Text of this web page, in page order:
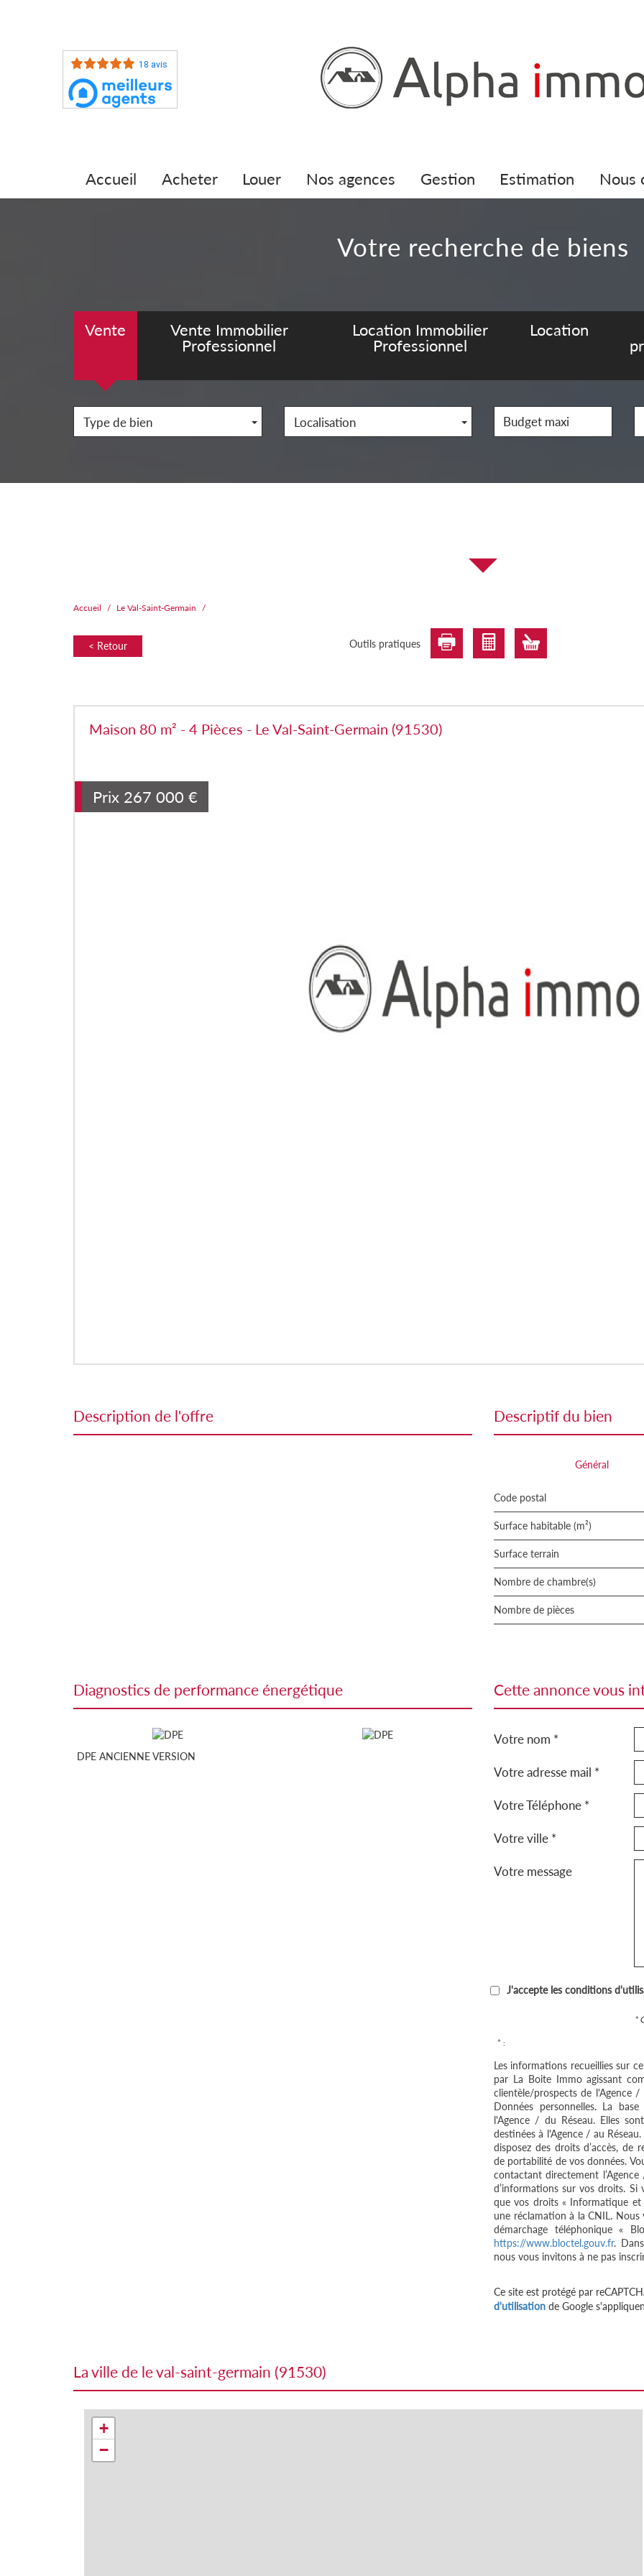
18 avis
accueil acheter louer nos agences gestion estimation
votre recherche de biens
Vente
Vente Immobilier
Professionnel
Location Immobilier
Professionnel
Location
Type de bien Localisation
Accueil Le Val-Saint-Germain
< Retour Outils pratiques
Maison 80 m² - 4 Pièces - Le Val-Saint-Germain (91530)
Prix 267 000 €
description de l'offre descriptif du bien
Général
Code postal
Surface habitable (m²)
surface terrain
Nombre de chambre(s)
Nombre de pièces
diagnostics de performance énergétique
DPE ANCIENNE VERSION
cette annonce vous
Votre nom *
Votre adresse mail *
Votre Téléphone *
Votre ville *
Votre message
J'accepte les conditions
*
* :
Les informations recueillies sur
par La Boite Immo agissant
clientèle/prospects de l'Agence
Données personnelles. La
l'Agence / du Réseau. Elles
destinées à l'Agence / au
disposez des droits d’accès, de
de portabilité de vos données.
contactant directement
d’informations sur vos droits. Si
que vos droits « Informatique et
une réclamation à la CNIL.
démarchage téléphonique «
https://www.bloctel.gouv.fr.
nous vous invitons à ne pas
Ce site est protégé par
d'utilisation de Google
la ville de le val-saint-germain (91530)
+
−